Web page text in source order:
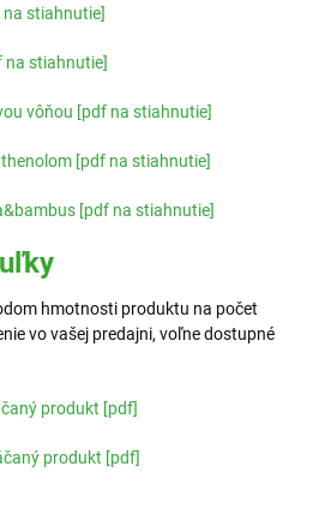
na stiahnutie]
na stiahnutie]
vôňou [pdf na stiahnutie]
[pdf na stiahnutie]
[pdf na stiahnutie]
hmotnosti produktu na počet
vo vašej predajni, voľne dostupné
produkt [pdf]
produkt [pdf]